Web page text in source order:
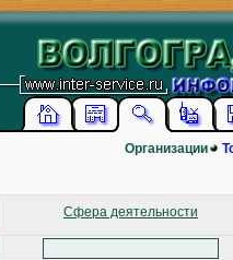
Организации
Сфера деятельности